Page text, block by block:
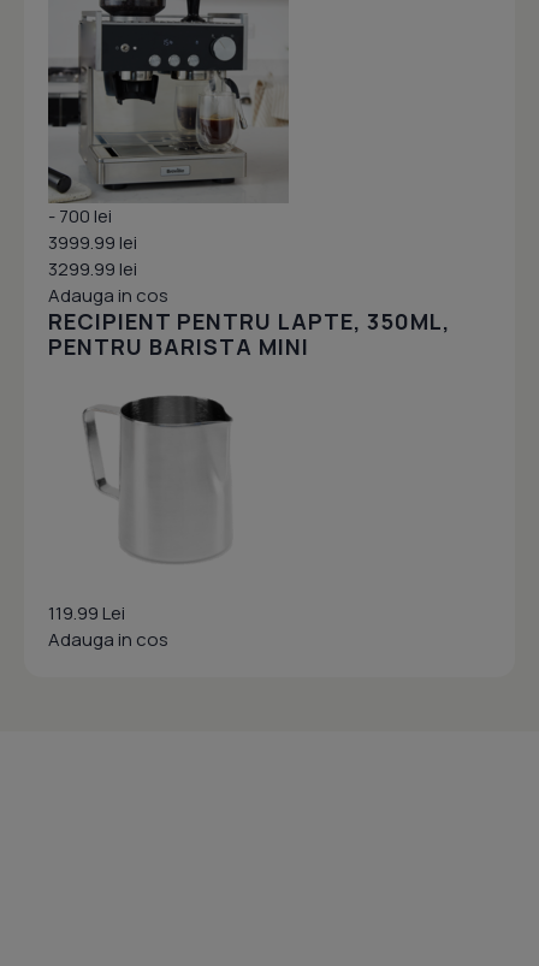
- 700 lei
3999.99 lei
3299.99 lei
Adauga in cos
RECIPIENT PENTRU LAPTE, 350ML,
PENTRU BARISTA MINI
119.99 Lei
Adauga in cos